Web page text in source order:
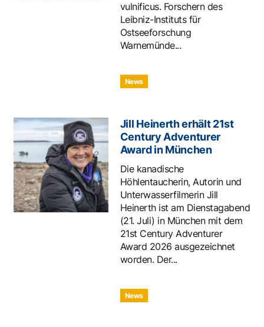
vulnificus. Forschern des
Leibniz-Instituts für
Ostseeforschung
Warnemünde...
News
Jill Heinerth erhält 21st
Century Adventurer
Award in München
Die kanadische
Höhlentaucherin, Autorin und
Unterwasserfilmerin Jill
Heinerth ist am Dienstagabend
(21. Juli) in München mit dem
21st Century Adventurer
Award 2026 ausgezeichnet
worden. Der...
News